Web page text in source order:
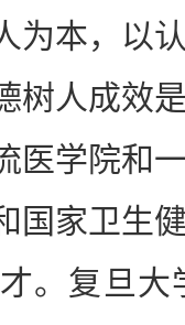
本，以认
树人成效
医学院和
国家卫生
。复旦